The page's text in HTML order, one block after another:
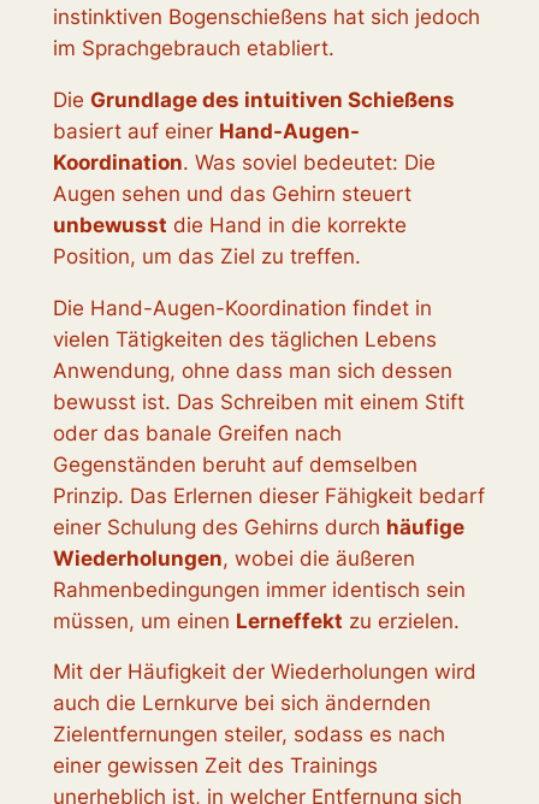
instinktiven Bogenschießens hat sich jedoch
im Sprachgebrauch etabliert.
Die Grundlage des intuitiven Schießens
basiert auf einer Hand-Augen-
Koordination. Was soviel bedeutet: Die
Augen sehen und das Gehirn steuert
unbewusst die Hand in die korrekte
Position, um das Ziel zu treffen.
Die Hand-Augen-Koordination findet in
vielen Tätigkeiten des täglichen Lebens
Anwendung, ohne dass man sich dessen
bewusst ist. Das Schreiben mit einem Stift
oder das banale Greifen nach
Gegenständen beruht auf demselben
Prinzip. Das Erlernen dieser Fähigkeit bedarf
einer Schulung des Gehirns durch häufige
Wiederholungen, wobei die äußeren
Rahmenbedingungen immer identisch sein
müssen, um einen Lerneffekt zu erzielen.
Mit der Häufigkeit der Wiederholungen wird
auch die Lernkurve bei sich ändernden
Zielentfernungen steiler, sodass es nach
einer gewissen Zeit des Trainings
unerheblich ist, in welcher Entfernung sich